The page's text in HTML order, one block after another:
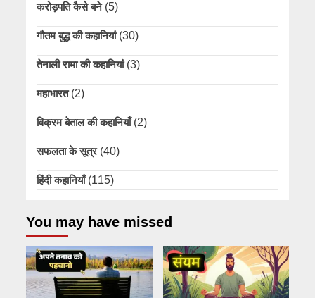
करोड़पति कैसे बने(5)
गौतम बुद्ध की कहानियां(30)
तेनाली रामा की कहानियां(3)
महाभारत(2)
विक्रम बेताल की कहानियाँ(2)
सफलता के सूत्र(40)
हिंदी कहानियाँ(115)
You may have missed